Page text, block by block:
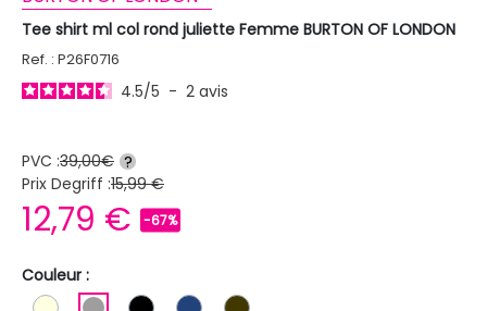
Tee shirt ml col rond juliette Femme BURTON OF LONDON
Ref. : P26F0716
4.5/5 - 2 avis
PVC :39,00€ ?
Prix Degriff :15,99 €
12,79 € -67%
Couleur :
BLANC ECRU
GRIS NOIR BLEU FONCEMARRON FONCE